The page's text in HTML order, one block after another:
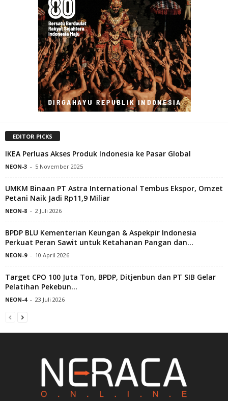
EDITOR PICKS
IKEA Perluas Akses Produk Indonesia ke Pasar Global
NEON-3 - 5 November 2025
UMKM Binaan PT Astra International Tembus Ekspor, Omzet
Petani Naik Jadi Rp11,9 Miliar
NEON-8 - 2 Juli 2026
BPDP BLU Kementerian Keungan & Aspekpir Indonesia
Perkuat Peran Sawit untuk Ketahanan Pangan dan...
NEON-9 - 10 April 2026
Target CPO 100 Juta Ton, BPDP, Ditjenbun dan PT SIB Gelar
Pelatihan Pekebun...
NEON-4 - 23 Juli 2026